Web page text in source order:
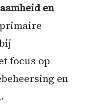
en
focus op
en